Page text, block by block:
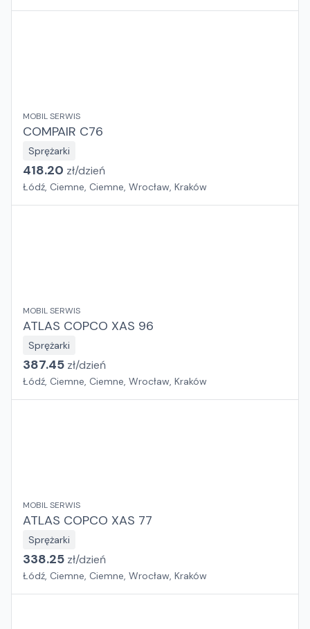
MOBIL SERWIS
COMPAIR C76
Sprężarki
418.20 zł/dzień
Łódź, Ciemne, Ciemne, Wrocław, Kraków
MOBIL SERWIS
ATLAS COPCO XAS 96
Sprężarki
387.45 zł/dzień
Łódź, Ciemne, Ciemne, Wrocław, Kraków
MOBIL SERWIS
ATLAS COPCO XAS 77
Sprężarki
338.25 zł/dzień
Łódź, Ciemne, Ciemne, Wrocław, Kraków